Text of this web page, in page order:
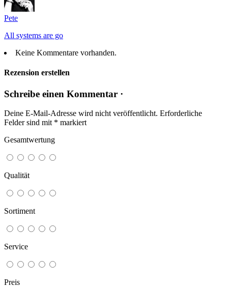
Pete
All systems are go
Keine Kommentare vorhanden.
Rezension erstellen
Schreibe einen Kommentar ·
Deine E-Mail-Adresse wird nicht veröffentlicht. Erforderliche
Felder sind mit * markiert
Gesamtwertung
Qualität
Sortiment
Service
Preis